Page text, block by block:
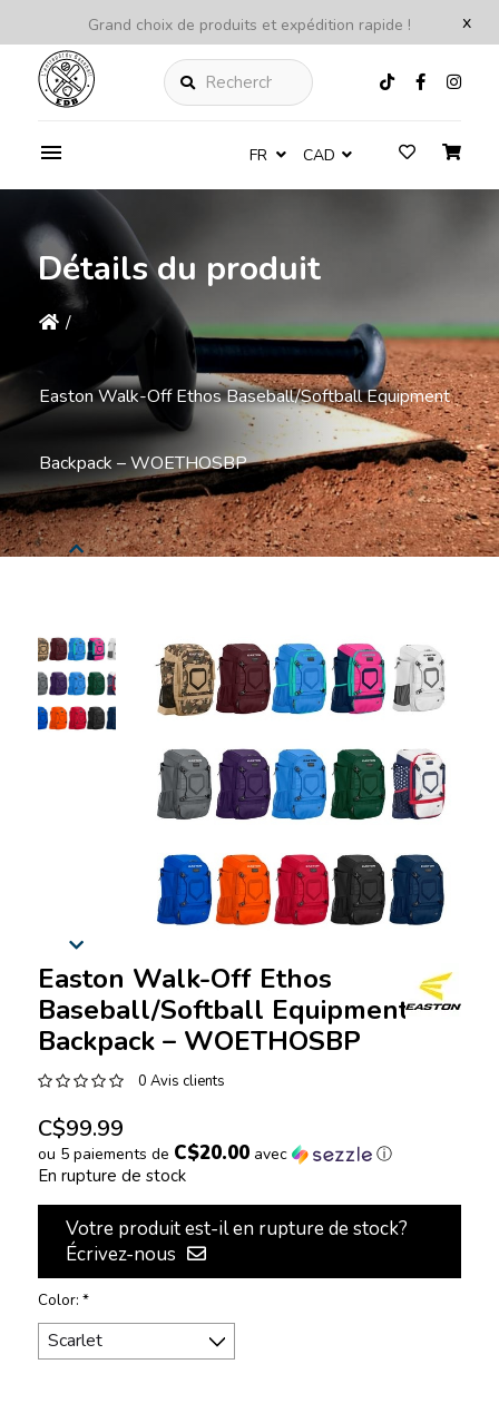
x
Grand choix de produits et expédition rapide !
Rechercher
FR CAD
Détails du produit
/
Easton Walk-Off Ethos Baseball/Softball Equipment
Backpack – WOETHOSBP
Easton Walk-Off Ethos
Baseball/Softball Equipment
Backpack – WOETHOSBP
0 Avis clients
C$99.99
ou 5 paiements de C$20.00avec ⓘ
En rupture de stock
Votre produit est-il en rupture de stock?
Écrivez-nous
Color: *